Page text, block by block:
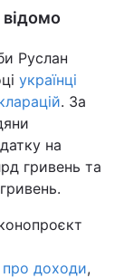
Руслан
українці
. За
на
гривень та
про доходи,